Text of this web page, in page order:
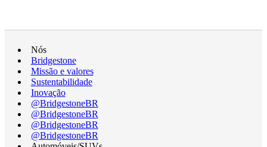
Nós
Bridgestone
Missão e valores
Sustentabilidade
Inovação
@BridgestoneBR
@BridgestoneBR
@BridgestoneBR
@BridgestoneBR